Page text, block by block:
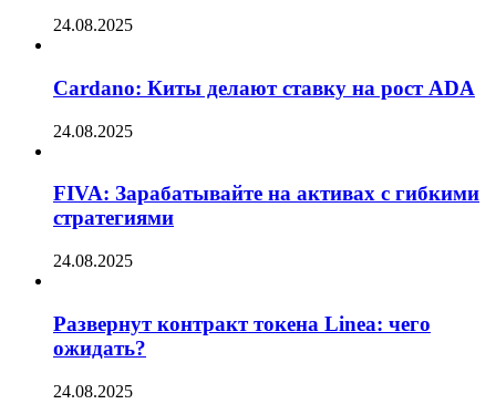
24.08.2025
Cardano: Киты делают ставку на рост ADA
24.08.2025
FIVA: Зарабатывайте на активах с гибкими
стратегиями
24.08.2025
Развернут контракт токена Linea: чего
ожидать?
24.08.2025